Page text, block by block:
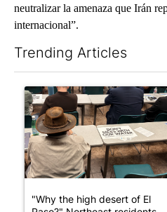
neutralizar la amenaza que Irán
internacional”.
Trending Articles
A trending article titled ""Why
"Why the high desert of El